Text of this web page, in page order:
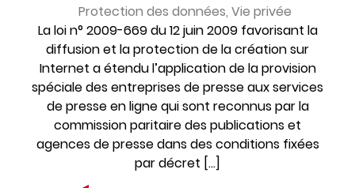
Protection des données, Vie privée
La loi n° 2009-669 du 12 juin 2009 favorisant la
diffusion et la protection de la création sur
Internet a étendu l’application de la provision
spéciale des entreprises de presse aux services
de presse en ligne qui sont reconnus par la
commission paritaire des publications et
agences de presse dans des conditions fixées
par décret […]